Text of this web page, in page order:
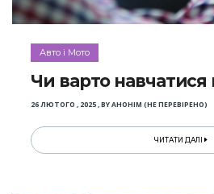
Авто і Мото
Чи варто навчатися
26 ЛЮТОГО , 2025,BYАНОНІМ (НЕ ПЕРЕВІРЕНО)
ЧИТАТИ ДАЛІ